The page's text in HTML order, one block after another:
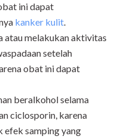
ini dapat
kanker kulit.
atau melakukan aktivitas
setelah
obat ini dapat
beralkohol selama
ciclosporin, karena
efek samping yang